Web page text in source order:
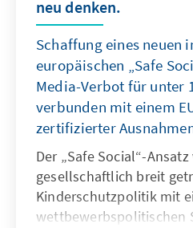
neu denken.
Schaffung eines neuen
europäischen „Safe
Media-Verbot für unter
verbunden mit einem
zertifizierter
Der „Safe Social“-
gesellschaftlich breit
Kinderschutzpolitik mit
wettbewerbspolitischen